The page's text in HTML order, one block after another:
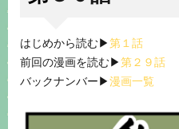
はじめから読む▶︎第１話
前回の漫画を読む▶︎第２９話
バックナンバー▶︎漫画一覧